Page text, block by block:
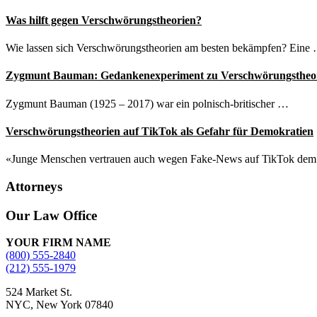
Was hilft gegen Verschwörungstheorien?
Wie lassen sich Verschwörungstheorien am besten bekämpfen? Eine
Zygmunt Bauman: Gedankenexperiment zu
Zygmunt Bauman (1925 – 2017) war ein polnisch-britischer …
Verschwörungstheorien auf TikTok als Gefahr für Demokratien
«Junge Menschen vertrauen auch wegen Fake-News auf TikTok
Attorneys
Site
Footer
Our Law Office
YOUR FIRM NAME
(800) 555-2840
(212) 555-1979
524 Market St.
NYC, New York 07840